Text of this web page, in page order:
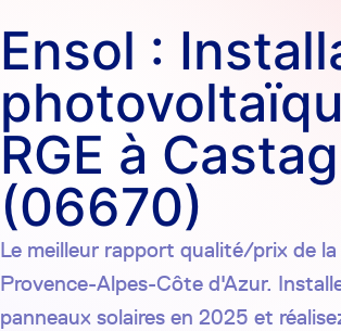
Ensol :
RGE à
(06670)
Le meilleur rapport qualité/prix de la
Provence-Alpes-Côte d'Azur.
panneaux solaires en 2025 et